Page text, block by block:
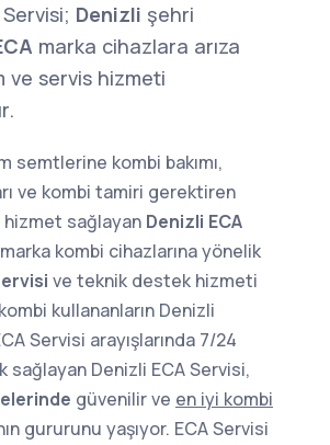
Denizli şehri
marka cihazlara arıza
ve servis hizmeti
semtlerine kombi bakımı,
ve kombi tamiri gerektiren
sağlayan Denizli ECA
kombi cihazlarına yönelik
ve teknik destek hizmeti
kullananların Denizli
Servisi arayışlarında 7/24
Denizli ECA Servisi,
güvenilir ve en iyi kombi
gururunu yaşıyor. ECA Servisi